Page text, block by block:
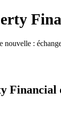
:
Financial